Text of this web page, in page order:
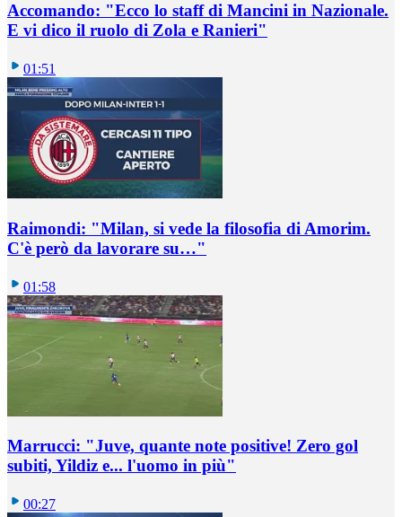
Accomando: "Ecco lo staff di Mancini in Nazionale.
E vi dico il ruolo di Zola e Ranieri"
01:51
Raimondi: "Milan, si vede la filosofia di Amorim.
C'è però da lavorare su…"
01:58
Marrucci: "Juve, quante note positive! Zero gol
subiti, Yildiz e... l'uomo in più"
00:27